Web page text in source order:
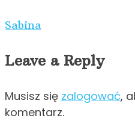
Sabina
Leave a Reply
Musisz się zalogować,
komentarz.